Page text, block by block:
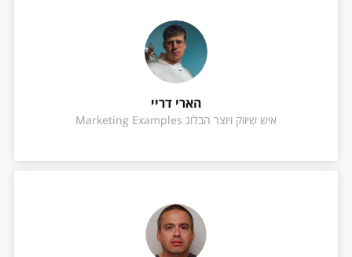
הארי דריי
איש שיווק ויוצר הבלוג Marketing Examples